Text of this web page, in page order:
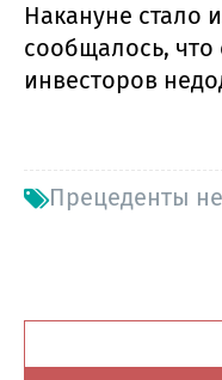
Накануне стало
сообщалось, что
инвесторов
Прецеденты